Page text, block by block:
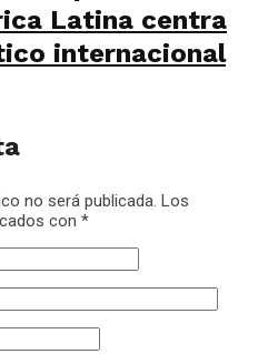
Latina centra
internacional
no será publicada. Los
con *